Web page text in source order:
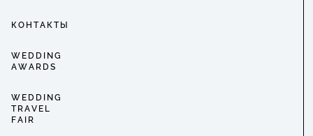
КОНТАКТЫ
WEDDING
AWARDS
WEDDING
TRAVEL
FAIR